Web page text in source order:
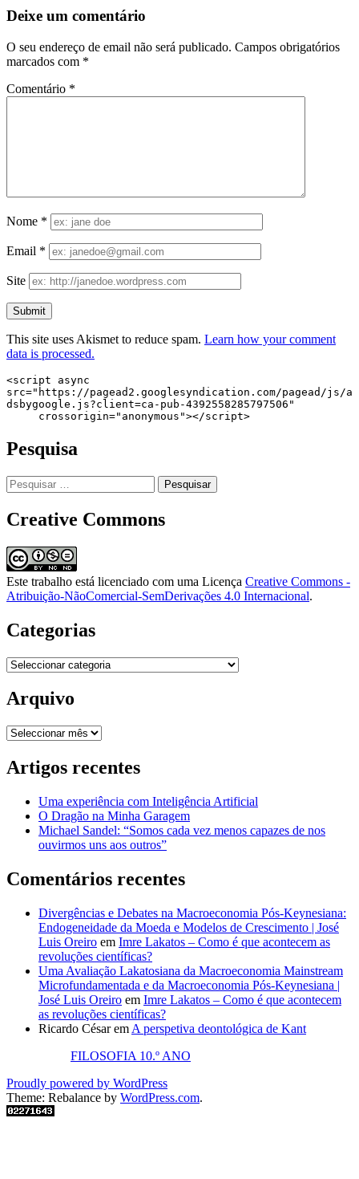
Deixe um comentário
O seu endereço de email não será publicado. Campos obrigatórios
marcados com *
Comentário *
Nome *
Email *
Site
This site uses Akismet to reduce spam. Learn how your comment
data is processed.
<script async
src="https://pagead2.googlesyndication.com/pagead/js/a
dsbygoogle.js?client=ca-pub-4392558285797506"
     crossorigin="anonymous"></script>
Pesquisa
Pesquisar
por:
Creative Commons
Este trabalho está licenciado com uma Licença Creative Commons -
Atribuição-NãoComercial-SemDerivações 4.0 Internacional.
Categorias
Categorias
Arquivo
Arquivo
Artigos recentes
Uma experiência com Inteligência Artificial
O Dragão na Minha Garagem
Michael Sandel: “Somos cada vez menos capazes de nos
ouvirmos uns aos outros”
Comentários recentes
Divergências e Debates na Macroeconomia Pós-Keynesiana:
Endogeneidade da Moeda e Modelos de Crescimento | José
Luis Oreiro em Imre Lakatos – Como é que acontecem as
revoluções científicas?
Uma Avaliação Lakatosiana da Macroeconomia Mainstream
Microfundamentada e da Macroeconomia Pós-Keynesiana |
José Luis Oreiro em Imre Lakatos – Como é que acontecem
as revoluções científicas?
Ricardo Césarem A perspetiva deontológica de Kant
FILOSOFIA 10.º ANO
Proudly powered by WordPress
Theme: Rebalance by WordPress.com.